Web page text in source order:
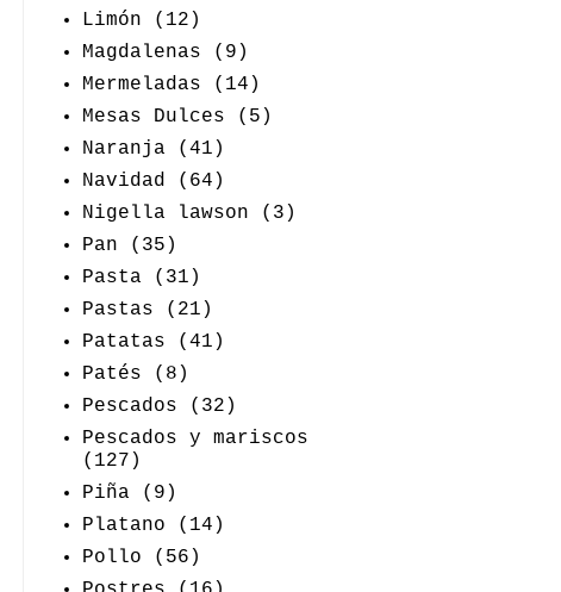
Limón
(12)
Magdalenas
(9)
Mermeladas
(14)
Mesas Dulces
(5)
Naranja
(41)
Navidad
(64)
Nigella lawson
(3)
Pan
(35)
Pasta
(31)
Pastas
(21)
Patatas
(41)
Patés
(8)
Pescados
(32)
Pescados y mariscos
(127)
Piña
(9)
Platano
(14)
Pollo
(56)